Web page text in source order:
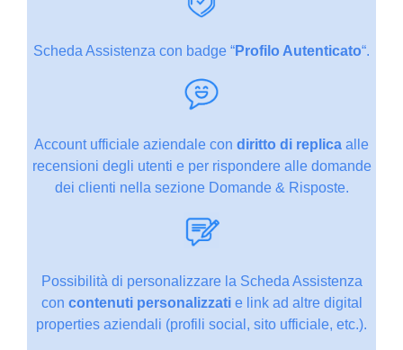
Scheda Assistenza con badge “Profilo Autenticato“.
Account ufficiale aziendale con diritto di replica alle
recensioni degli utenti e per rispondere alle domande
dei clienti nella sezione Domande & Risposte.
Possibilità di personalizzare la Scheda Assistenza
con contenuti personalizzatie link ad altre digital
properties aziendali (profili social, sito ufficiale, etc.).